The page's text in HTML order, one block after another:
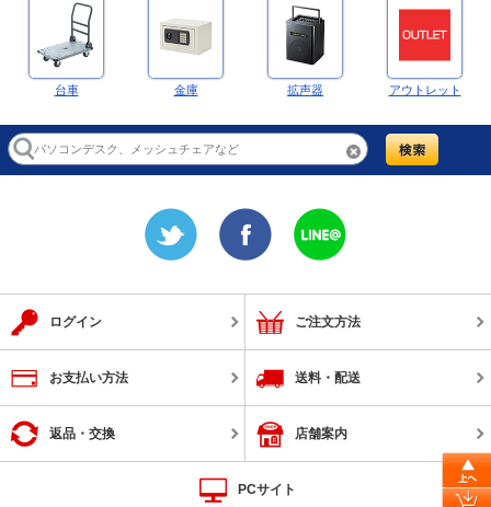
台車 金庫 拡声器 アウトレット
ログイン ご注文方法
お支払い方法 送料・配送
返品・交換 店舗案内
PCサイト